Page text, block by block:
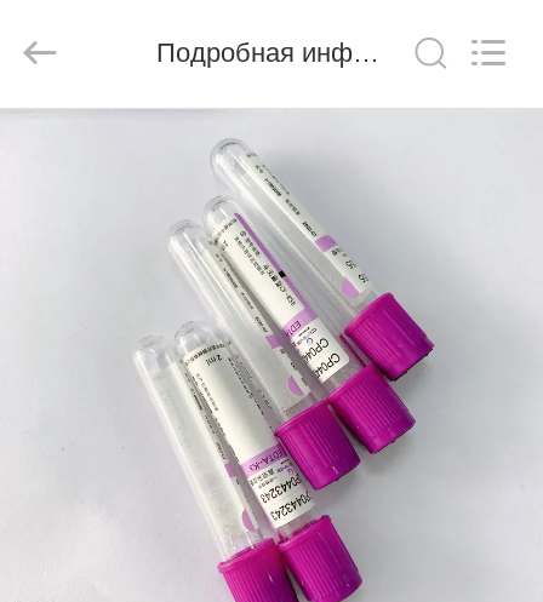
ПУТЕШЕСТВИЕ
ФАБРИКИ
Co.,
Reserved.
Подробная информация о продукте